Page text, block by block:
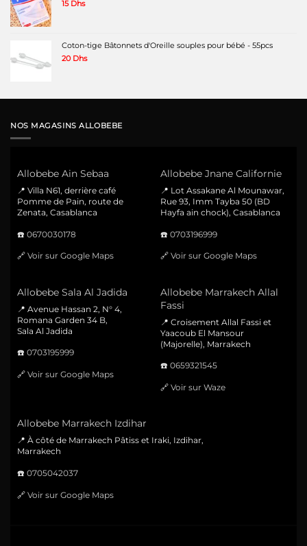
15 Dhs
Coton-tige Bâtonnets d'Oreille souples pour bébé - 55pcs
20 Dhs
NOS MAGASINS ALLOBEBE
Allobebe Ain Sebaa
📍 Villa N61, derrière café
Pomme de Pain, route de
Zenata, Casablanca
☎️ 0670030178
🔗 Voir sur Google Maps
Allobebe Jnane Californie
📍 Lot Assakane Al Mounawar,
Rue 93, Imm Tayba 50 (BD
Hayfa ain chock), Casablanca
☎️ 0703196999
🔗 Voir sur Google Maps
Allobebe Sala Al Jadida
📍 Avenue Hassan 2, N° 4,
Romana Garden 34 B,
Sala Al Jadida
☎️ 0703195999
🔗 Voir sur Google Maps
Allobebe Marrakech Allal
Fassi
📍 Croisement Allal Fassi et
Yaacoub El Mansour
(Majorelle), Marrakech
☎️ 0659321545
🔗 Voir sur Waze
Allobebe Marrakech Izdihar
📍 À côté de Marrakech Pâtiss et Iraki, Izdihar,
Marrakech
☎️ 0705042037
🔗 Voir sur Google Maps